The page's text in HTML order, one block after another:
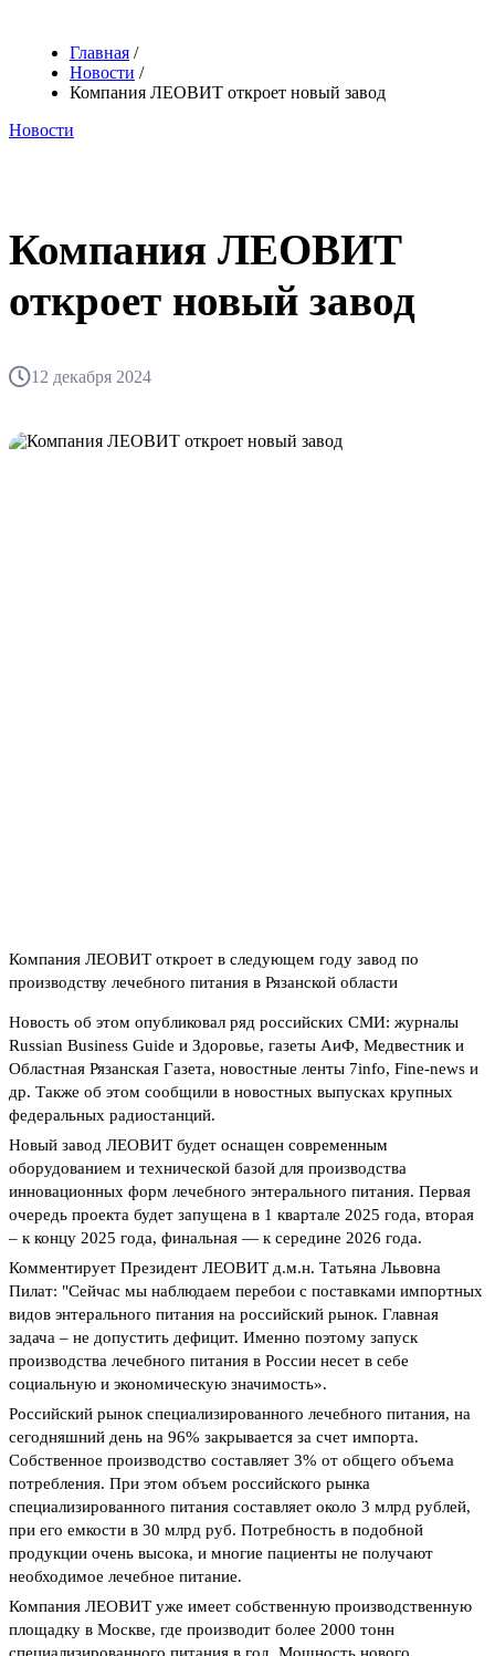
Главная /
Новости /
Компания ЛЕОВИТ откроет новый завод
Новости
Компания ЛЕОВИТ
откроет новый завод
12 декабря 2024
Компания ЛЕОВИТ откроет в следующем году завод по
производству лечебного питания в Рязанской области
Новость об этом опубликовал ряд российских СМИ: журналы
Russian Business Guide и Здоровье, газеты АиФ, Медвестник и
Областная Рязанская Газета, новостные ленты 7info, Fine-news и
др. Также об этом сообщили в новостных выпусках крупных
федеральных радиостанций.
Новый завод ЛЕОВИТ будет оснащен современным
оборудованием и технической базой для производства
инновационных форм лечебного энтерального питания. Первая
очередь проекта будет запущена в 1 квартале 2025 года, вторая
– к концу 2025 года, финальная — к середине 2026 года.
Комментирует Президент ЛЕОВИТ д.м.н. Татьяна Львовна
Пилат: "Сейчас мы наблюдаем перебои с поставками импортных
видов энтерального питания на российский рынок. Главная
задача – не допустить дефицит. Именно поэтому запуск
производства лечебного питания в России несет в себе
социальную и экономическую значимость».
Российский рынок специализированного лечебного питания, на
сегодняшний день на 96% закрывается за счет импорта.
Собственное производство составляет 3% от общего объема
потребления. При этом объем российского рынка
специализированного питания составляет около 3 млрд рублей,
при его емкости в 30 млрд руб. Потребность в подобной
продукции очень высока, и многие пациенты не получают
необходимое лечебное питание.
Компания ЛЕОВИТ уже имеет собственную производственную
площадку в Москве, где производит более 2000 тонн